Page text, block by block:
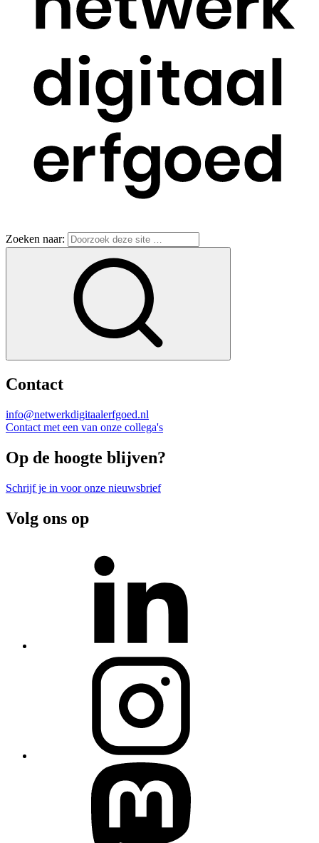
Zoeken naar:
Contact
info@netwerkdigitaalerfgoed.nl
Contact met een van onze collega's
Op de hoogte blijven?
Schrijf je in voor onze nieuwsbrief
Volg ons op